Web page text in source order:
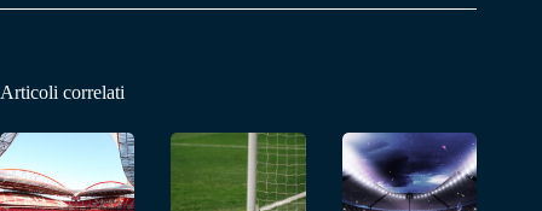
Articoli correlati